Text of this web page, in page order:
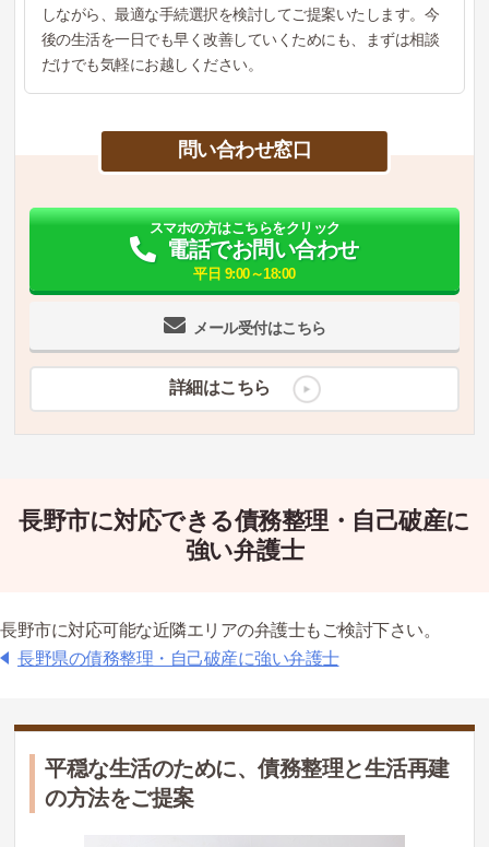
しながら、最適な手続選択を検討してご提案いたします。今
後の生活を一日でも早く改善していくためにも、まずは相談
だけでも気軽にお越しください。
問い合わせ窓口
メール受付はこちら
スマホの方はこちらをクリック
電話でお問い合わせ
平日 9:00～18:00
詳細はこちら
長野市に対応できる債務整理・自己破産に
強い弁護士
長野市に対応可能な近隣エリアの弁護士もご検討下さい。
長野県の債務整理・自己破産に強い弁護士
平穏な生活のために、債務整理と生活再建
の方法をご提案